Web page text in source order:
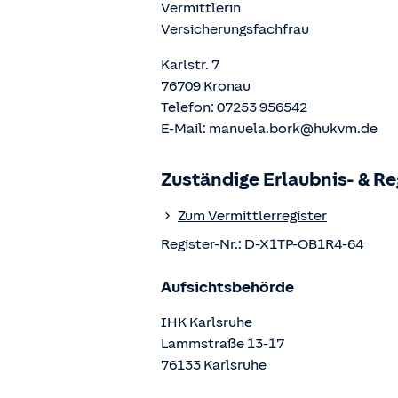
Vermittlerin
Versicherungsfachfrau
Karlstr. 7
76709 Kronau
Telefon: 07253 956542
E-Mail: manuela.bork@hukvm.de
Zuständige Erlaubnis- &
Zum Vermittlerregister
Register-Nr.: D-X1TP-OB1R4-64
Aufsichtsbehörde
IHK Karlsruhe
Lammstraße 13-17
76133 Karlsruhe